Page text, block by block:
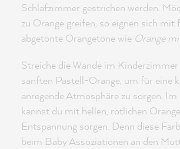
Schlafzimmer gestrichen werden.
zu Orange greifen, so eignen sich mit
abgetönte Orangetöne wie Orange
Streiche die Wände im
sanften Pastell-Orange, um für eine
anregende Atmosphäre zu sorgen. Im
kannst du mit hellen, rötlichen
Entspannung sorgen. Denn diese
beim Baby Assoziationen an den